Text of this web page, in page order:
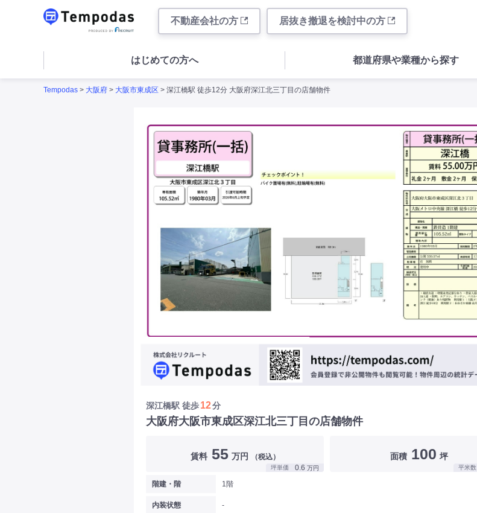
不動産会社の方 居抜き撤退を検討中の方
はじめての方へ 都道府県や業種から探す
Tempodas > 大阪府 > 大阪市東成区 > 深江橋駅 徒歩12分 大阪府深江北三丁目の店舗物件
深江橋駅 徒歩12分
大阪府大阪市東成区深江北三丁目の店舗物件
賃料 55 万円 （税込）
坪単価 0.6 万円
面積 100 坪
平米数
階建・階 1階
内装状態 -